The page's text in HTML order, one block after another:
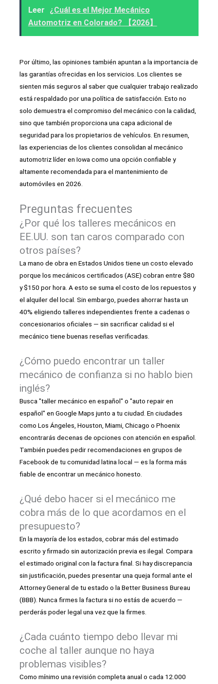
Leer
¿Cuál es el Mejor Mecánico
Automotriz en Colorado? 【2026】
Por último, las opiniones también apuntan a la importancia de
las garantías ofrecidas en los servicios. Los clientes se
sienten más seguros al saber que cualquier trabajo realizado
está respaldado por una política de satisfacción. Esto no
solo demuestra el compromiso del mecánico con la calidad,
sino que también proporciona una capa adicional de
seguridad para los propietarios de vehículos. En resumen,
las experiencias de los clientes consolidan al mecánico
automotriz líder en Iowa como una opción confiable y
altamente recomendada para el mantenimiento de
automóviles en 2026.
Preguntas frecuentes
¿Por qué los talleres mecánicos en
EE.UU. son tan caros comparado con
otros países?
La mano de obra en Estados Unidos tiene un costo elevado
porque los mecánicos certificados (ASE) cobran entre $80
y $150 por hora. A esto se suma el costo de los repuestos y
el alquiler del local. Sin embargo, puedes ahorrar hasta un
40% eligiendo talleres independientes frente a cadenas o
concesionarios oficiales — sin sacrificar calidad si el
mecánico tiene buenas reseñas verificadas.
¿Cómo puedo encontrar un taller
mecánico de confianza si no hablo bien
inglés?
Busca "taller mecánico en español" o "auto repair en
español" en Google Maps junto a tu ciudad. En ciudades
como Los Ángeles, Houston, Miami, Chicago o Phoenix
encontrarás decenas de opciones con atención en español.
También puedes pedir recomendaciones en grupos de
Facebook de tu comunidad latina local — es la forma más
fiable de encontrar un mecánico honesto.
¿Qué debo hacer si el mecánico me
cobra más de lo que acordamos en el
presupuesto?
En la mayoría de los estados, cobrar más del estimado
escrito y firmado sin autorización previa es ilegal. Compara
el estimado original con la factura final. Si hay discrepancia
sin justificación, puedes presentar una queja formal ante el
Attorney General de tu estado o la Better Business Bureau
(BBB). Nunca firmes la factura si no estás de acuerdo —
perderás poder legal una vez que la firmes.
¿Cada cuánto tiempo debo llevar mi
coche al taller aunque no haya
problemas visibles?
Como mínimo una revisión completa anual o cada 12.000